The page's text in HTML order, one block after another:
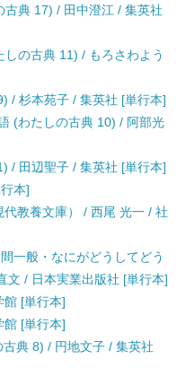
典 17) / 田中澄江 / 集英社
の古典 11) / もろさわよう
/ 杉本苑子 / 集英社 [単行本]
(わたしの古典 10) / 阿部光
/ 田辺聖子 / 集英社 [単行本]
本]
教養文庫） / 西尾 光一 / 社
一般・なにがどうしてどう
文 / 日本実業出版社 [単行本]
館 [単行本]
館 [単行本]
典 8) / 円地文子 / 集英社